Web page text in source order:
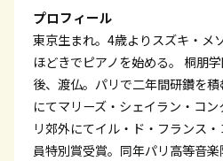
プロフィール
東京生まれ。4歳よりスズキ・メ
ほどきでピアノを始める。 桐朋
後、渡仏。パリで二年間研鑽を
にてマリーズ・シェイラン・コ
リ郊外にてイル・ド・フランス
員特別賞受賞。同年パリ高等音